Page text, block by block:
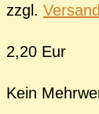
zzgl.
2,20 Eur
Kein